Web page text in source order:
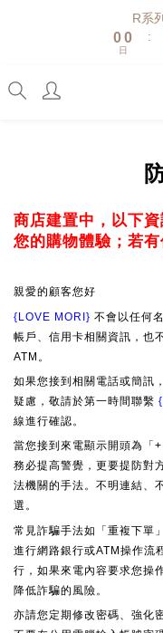
R系
00
日
:
商店建置中，以下
您的購物體驗；若有
親愛的顧客您好
{LOVE MORI} 不會以任何
帳戶、信用卡相關資訊，也
ATM。
如果您接到相關電話或簡訊
疑慮，敬請於第一時間聯繫
線進行確認。
當您接到來電顯示開頭為「
務必提高警覺，更要提防對
法機關的手法。不明連結、
選。
常見詐騙手法如「重複下單
進行網路銀行或ATM操作流
行，如果來電內容要求您操
降低詐騙的風險。
亦請您定期修改密碼、強化